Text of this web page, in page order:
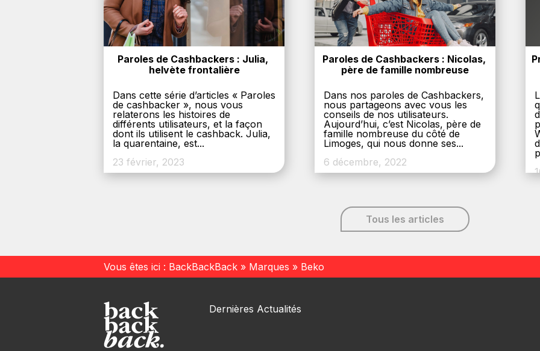
Paroles de Cashbackers : Julia,
helvète frontalière
Dans cette série d’articles « Paroles
de cashbacker », nous vous
relaterons les histoires de
différents utilisateurs, et la façon
dont ils utilisent le cashback. Julia,
la quarentaine, est...
23 février, 2023
Paroles de Cashbackers : Nicolas,
père de famille nombreuse
Dans nos paroles de Cashbackers,
nous partageons avec vous les
conseils de nos utilisateurs.
Aujourd’hui, c’est Nicolas, père de
famille nombreuse du côté de
Limoges, qui nous donne ses...
6 décembre, 2022
Tous les articles
Vous êtes ici : BackBackBack » Marques » Beko
Dernières Actualités